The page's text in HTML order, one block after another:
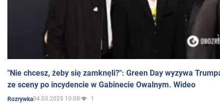
"Nie chcesz, żeby się zamknęli?": Green Day wyzywa
ze sceny po incydencie w Gabinecie Owalnym. Wideo
Rozrywka04.03.2025 10:08 1